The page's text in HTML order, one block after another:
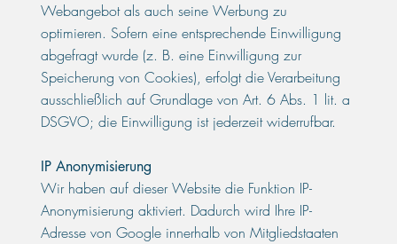
Webangebot als auch seine Werbung zu
optimieren. Sofern eine entsprechende Einwilligung
abgefragt wurde (z. B. eine Einwilligung zur
Speicherung von Cookies), erfolgt die Verarbeitung
ausschließlich auf Grundlage von Art. 6 Abs. 1 lit. a
DSGVO; die Einwilligung ist jederzeit widerrufbar.
IP Anonymisierung
Wir haben auf dieser Website die Funktion IP-
Anonymisierung aktiviert. Dadurch wird Ihre IP-
Adresse von Google innerhalb von Mitgliedstaaten